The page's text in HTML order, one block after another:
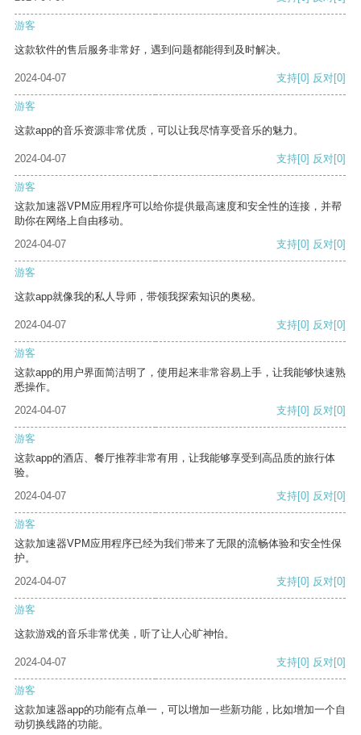
游客
这款软件的售后服务非常好，遇到问题都能得到及时解决。
2024-04-07 支持[0] 反对[0]
游客
这款app的音乐资源非常优质，可以让我尽情享受音乐的魅力。
2024-04-07 支持[0] 反对[0]
游客
这款加速器VPM应用程序可以给你提供最高速度和安全性的连接，并帮
助你在网络上自由移动。
2024-04-07
支持[0] 反对[0]
游客
这款app就像我的私人导师，带领我探索知识的奥秘。
2024-04-07 支持[0] 反对[0]
游客
这款app的用户界面简洁明了，使用起来非常容易上手，让我能够快速熟
悉操作。
2024-04-07
支持[0] 反对[0]
游客
这款app的酒店、餐厅推荐非常有用，让我能够享受到高品质的旅行体
验。
2024-04-07
支持[0] 反对[0]
游客
这款加速器VPM应用程序已经为我们带来了无限的流畅体验和安全性保
护。
2024-04-07
支持[0] 反对[0]
游客
这款游戏的音乐非常优美，听了让人心旷神怡。
2024-04-07 支持[0] 反对[0]
游客
这款加速器app的功能有点单一，可以增加一些新功能，比如增加一个自
动切换线路的功能。